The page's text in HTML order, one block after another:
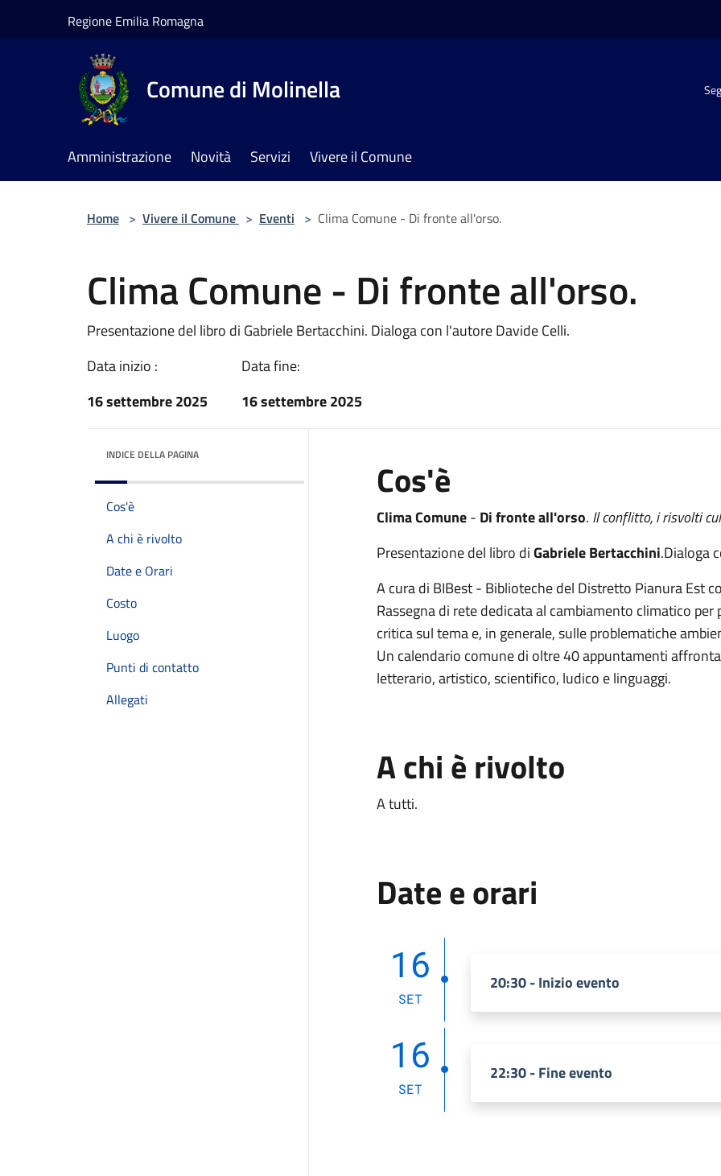
Regione Emilia Romagna
Comune di Molinella
Amministrazione Novità Servizi Vivere il Comune
Home > Vivere il Comune > Eventi > Clima Comune - Di fronte all'orso.
Clima Comune - Di fronte all'orso.
Presentazione del libro di Gabriele Bertacchini. Dialoga con l'autore Davide Celli.
Data inizio :
16 settembre 2025
Data fine:
16 settembre 2025
INDICE DELLA PAGINA
Cos'è
A chi è rivolto
Date e Orari
Costo
Luogo
Punti di contatto
Allegati
Cos'è
Clima Comune- Di fronte all'orso. Il conflitto, i risvolti
Presentazione del libro diGabriele Bertacchini.Dialoga
A cura di BIBest - Biblioteche del Distretto Pianura Est
Rassegna di rete dedicata al cambiamento climatico
critica sul tema e, in generale, sulle problematiche
Un calendario comune di oltre 40 appuntamenti
letterario, artistico, scientifico, ludico e linguaggi.
A chi è rivolto
A tutti.
Date e orari
16
SET
20:30 - Inizio evento
16
SET
22:30 - Fine evento